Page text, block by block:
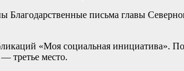
Благодарственные письма главы
«Моя социальная инициатива».
третье место.